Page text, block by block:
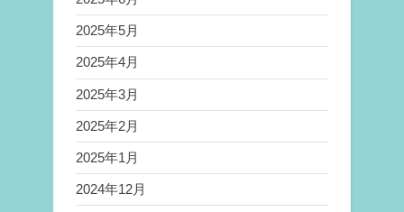
2025年5月
2025年4月
2025年3月
2025年2月
2025年1月
2024年12月